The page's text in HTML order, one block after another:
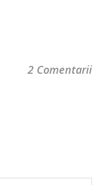
2 Comentarii